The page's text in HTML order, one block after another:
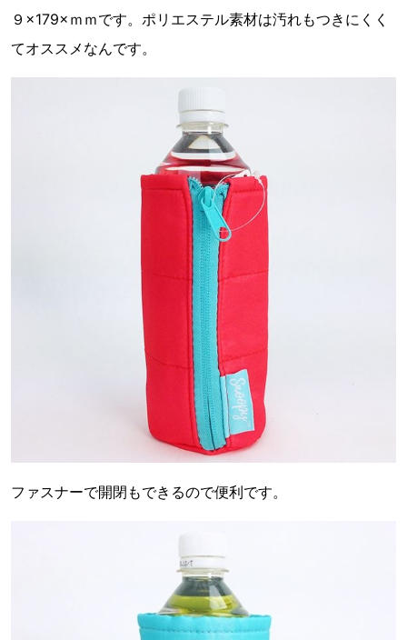
９×179×ｍｍです。ポリエステル素材は汚れもつきにくく
てオススメなんです。
ファスナーで開閉もできるので便利です。